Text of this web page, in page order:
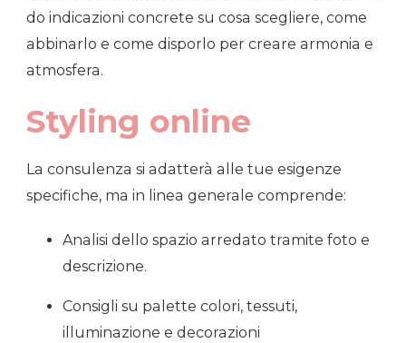
do indicazioni concrete su cosa scegliere, come
abbinarlo e come disporlo per creare armonia e
atmosfera.
Styling online
La consulenza si adatterà alle tue esigenze
specifiche, ma in linea generale comprende:
Analisi dello spazio arredato tramite foto e
descrizione.
Consigli su palette colori, tessuti,
illuminazione e decorazioni